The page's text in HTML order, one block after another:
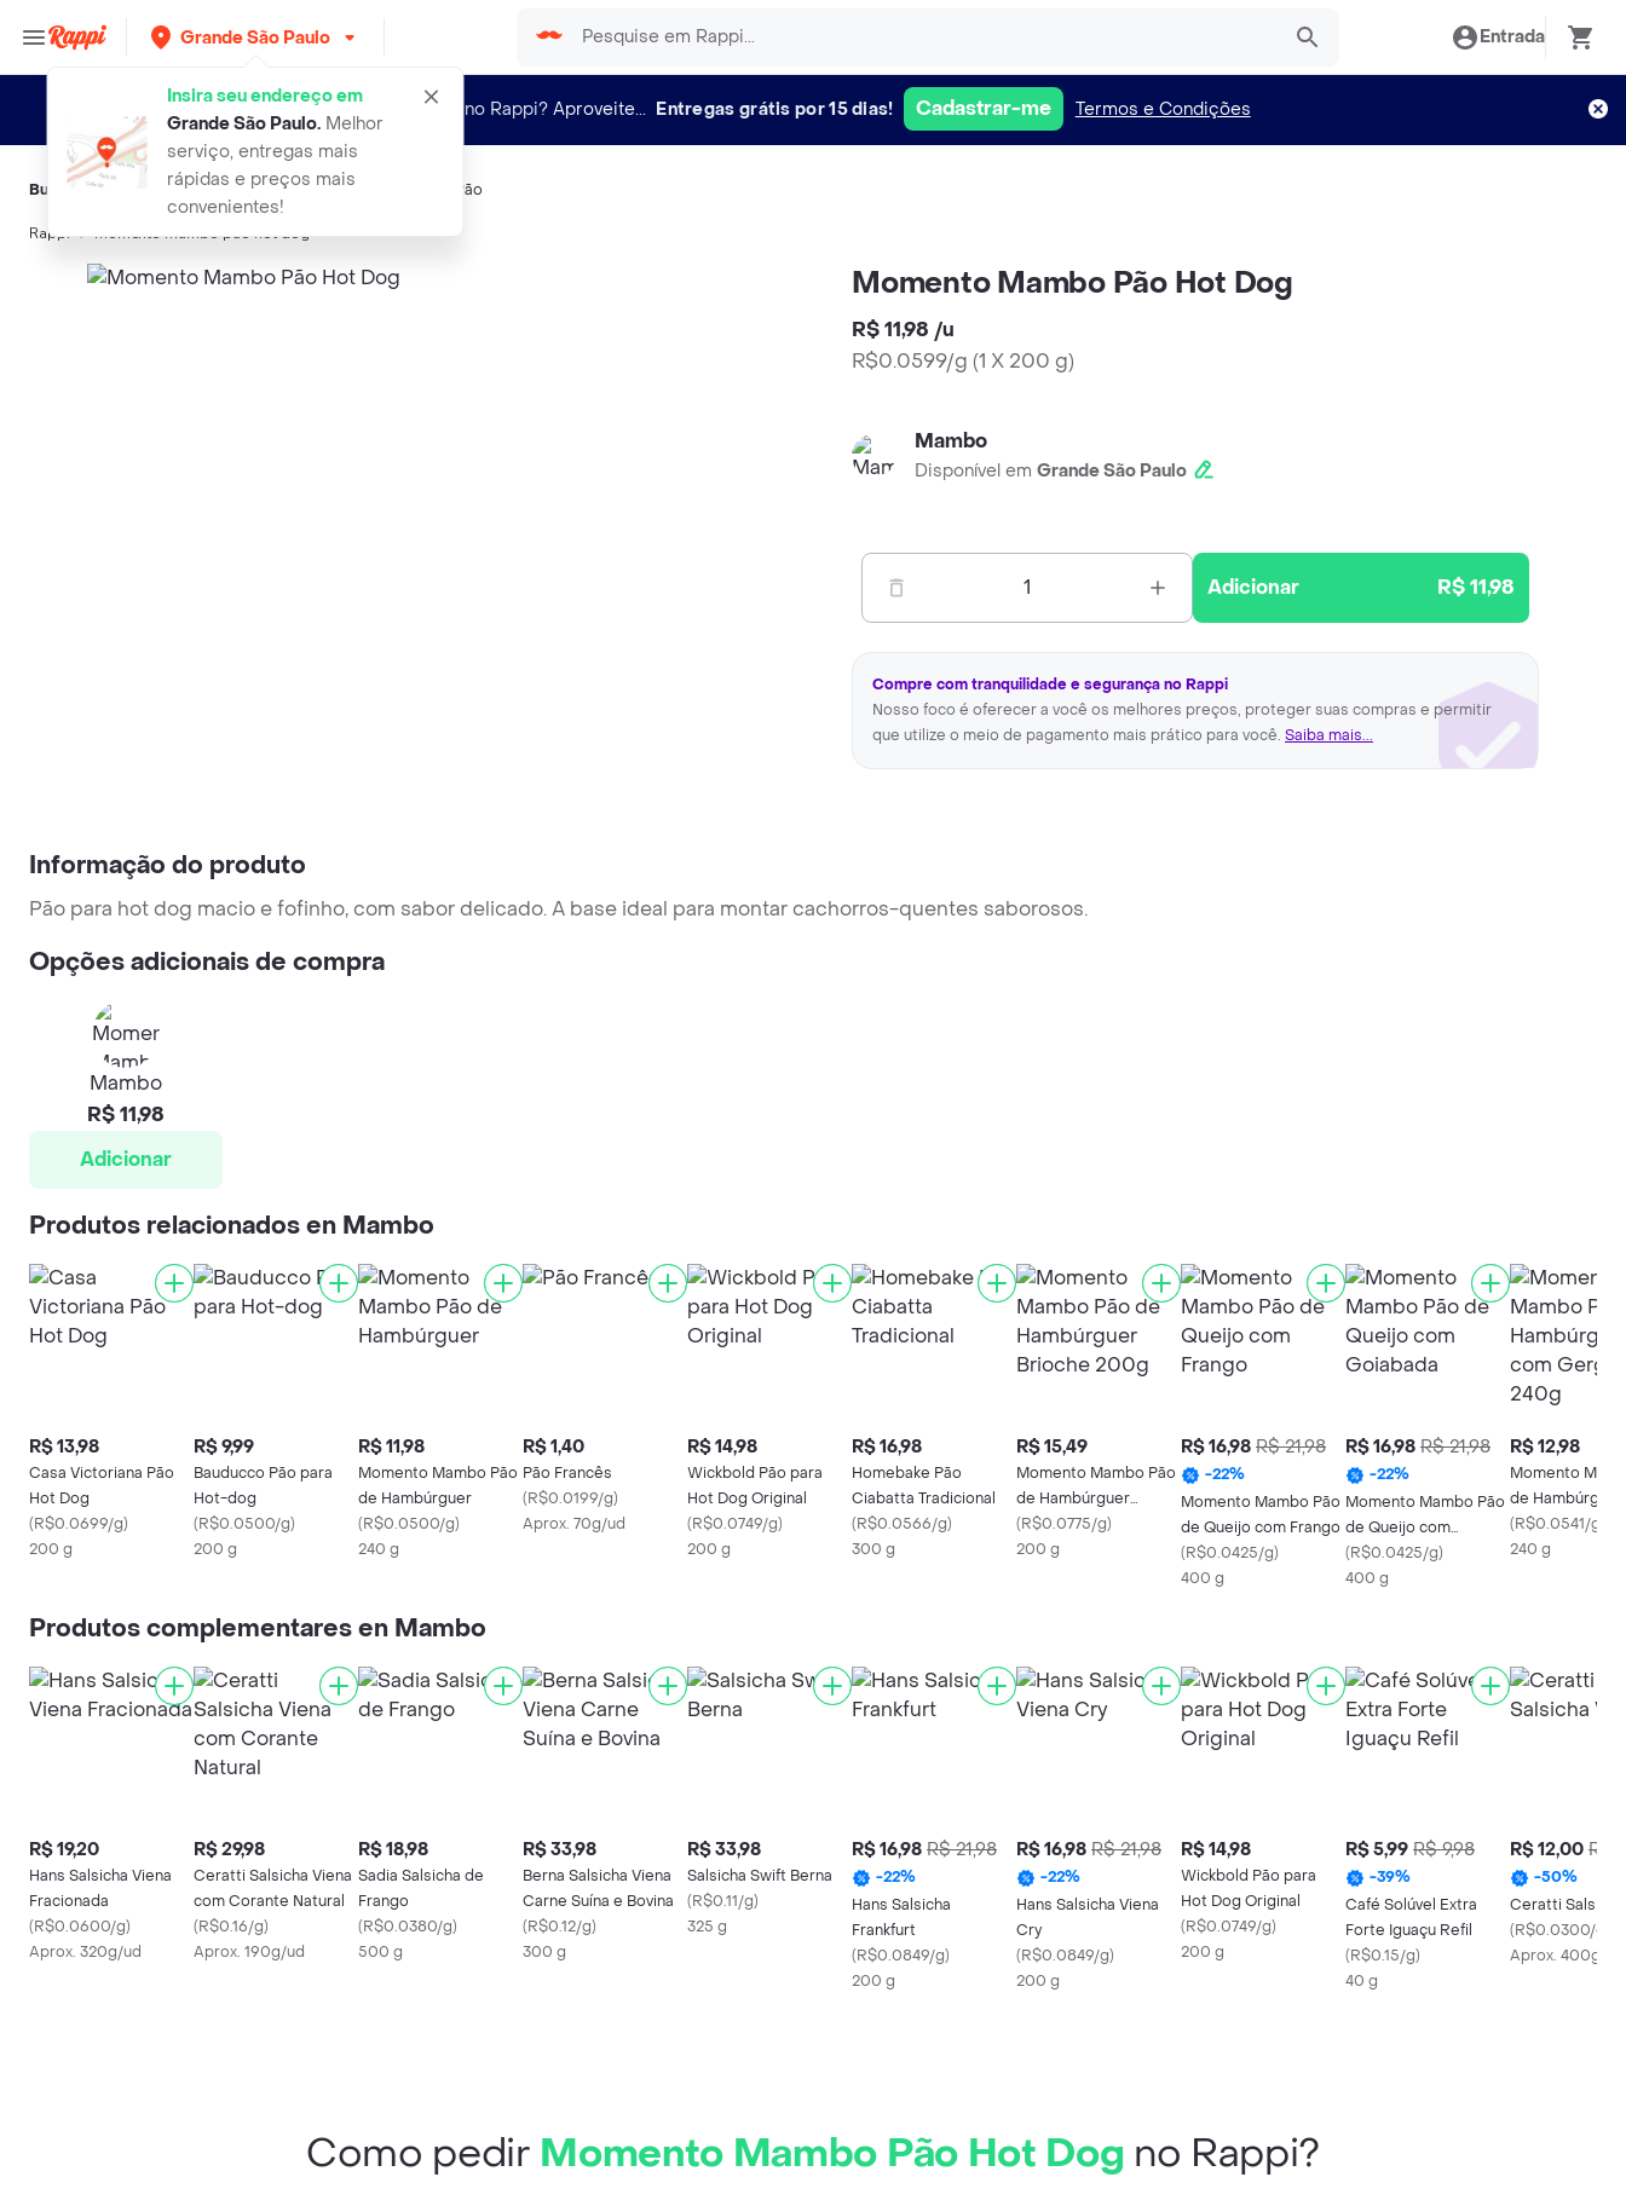
Grande São Paulo
Insira seu endereço em
Grande São Paulo.Melhor
serviço, entregas mais
rápidas e preços mais
convenientes!
Entrada
Novo no Rappi? Aproveite... Entregas grátis por 15 dias! Cadastrar-me Termos e Condições
Buscas relacionadas:Pães, DOG ,Casa Victoria Pão
Rappi momento mambo pao hot dog
Momento Mambo Pão Hot Dog
R$ 11,98 /u
R$0.0599/g (1 X 200 g)
Mambo
Disponível em Grande São Paulo
1 Adicionar R$ 11,98
Compre com tranquilidade e segurança no Rappi
Nosso foco é oferecer a você os melhores preços, proteger suas compras e permitir
que utilize o meio de pagamento mais prático para você. Saiba mais...
Informação do produto
Pão para hot dog macio e fofinho, com sabor delicado. A base ideal para montar cachorros-quentes saborosos.
Opções adicionais de compra
Mambo
R$ 11,98
Adicionar
Produtos relacionados en Mambo
R$ 13,98
Casa Victoriana Pão
Hot Dog
(R$0.0699/g)
200 g
R$ 9,99
Bauducco Pão para
Hot-dog
(R$0.0500/g)
200 g
R$ 11,98
Momento Mambo Pão
de Hambúrguer
(R$0.0500/g)
240 g
R$ 1,40
Pão Francês
(R$0.0199/g)
Aprox. 70g/ud
R$ 14,98
Wickbold Pão para
Hot Dog Original
(R$0.0749/g)
200 g
R$ 16,98
Homebake Pão
Ciabatta Tradicional
(R$0.0566/g)
300 g
R$ 15,49
Momento Mambo Pão
de Hambúrguer
Brioche 200g
(R$0.0775/g)
200 g
R$ 16,98 R$ 21,98
-22%
Momento Mambo Pão
de Queijo com Frango
(R$0.0425/g)
400 g
R$ 16,98 R$ 21,98
-22%
Momento Mambo Pão
de Queijo com
Goiabada
(R$0.0425/g)
400 g
R$ 12,98
Momento
de
Gergelim 240g
(R$0.0541/g
240 g
Produtos complementares en Mambo
R$ 19,20
Hans Salsicha Viena
Fracionada
(R$0.0600/g)
Aprox. 320g/ud
R$ 29,98
Ceratti Salsicha Viena
com Corante Natural
(R$0.16/g)
Aprox. 190g/ud
R$ 18,98
Sadia Salsicha de
Frango
(R$0.0380/g)
500 g
R$ 33,98
Berna Salsicha Viena
Carne Suína e Bovina
(R$0.12/g)
300 g
R$ 33,98
Salsicha Swift Berna
(R$0.11/g)
325 g
R$ 16,98 R$ 21,98
-22%
Hans Salsicha
Frankfurt
(R$0.0849/g)
200 g
R$ 16,98 R$ 21,98
-22%
Hans Salsicha Viena
Cry
(R$0.0849/g)
200 g
R$ 14,98
Wickbold Pão para
Hot Dog Original
(R$0.0749/g)
200 g
R$ 5,99 R$ 9,98
-39%
Café Solúvel Extra
Forte Iguaçu Refil
(R$0.15/g)
40 g
R$ 12,00 R$
-50%
Ceratti
(R$0.0300/g
Aprox. 400g/ud
Como pedir Momento Mambo Pão Hot Dog no Rappi?